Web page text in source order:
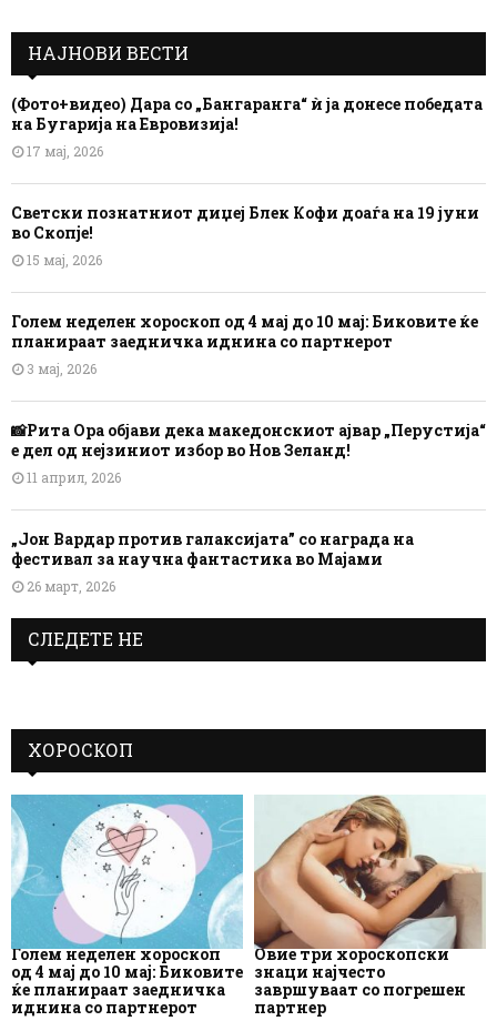
НАЈНОВИ ВЕСТИ
(Фото+видео) Дара со „Бангаранга“ ѝ ја донесе победата
на Бугарија на Евровизија!
17 мај, 2026
Светски познатниот диџеј Блек Кофи доаѓа на 19 јуни
во Скопје!
15 мај, 2026
Голем неделен хороскоп од 4 мај до 10 мај: Биковите ќе
планираат заедничка иднина со партнерот
3 мај, 2026
📸Рита Ора објави дека македонскиот ајвар „Перустија“
е дел од нејзиниот избор во Нов Зеланд!
11 април, 2026
„Јон Вардар против галаксијата” со награда на
фестивал за научна фантастика во Мајами
26 март, 2026
СЛЕДЕТЕ НЕ
ХОРОСКОП
Голем неделен хороскоп
од 4 мај до 10 мај: Биковите
ќе планираат заедничка
иднина со партнерот
Овие три хороскопски
знаци најчесто
завршуваат со погрешен
партнер